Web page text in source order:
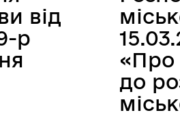
від
р
«Про
до